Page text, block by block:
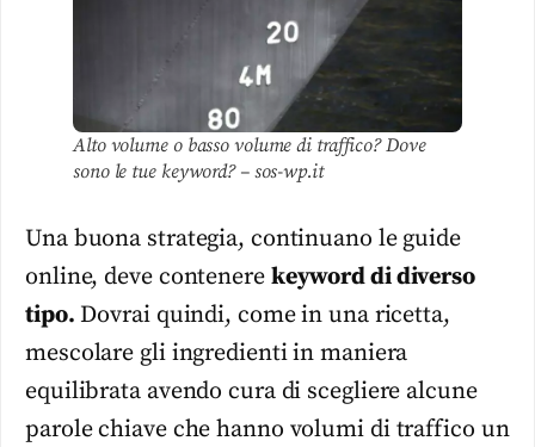
Alto volume o basso volume di traffico? Dove
sono le tue keyword? – sos-wp.it
Una buona strategia, continuano le guide
online, deve contenere keyword di diverso
tipo. Dovrai quindi, come in una ricetta,
mescolare gli ingredienti in maniera
equilibrata avendo cura di scegliere alcune
parole chiave che hanno volumi di traffico un